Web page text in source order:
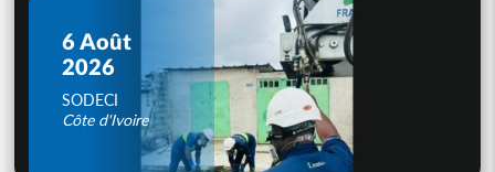
6 Août
2026
SODECI
Côte d'Ivoire